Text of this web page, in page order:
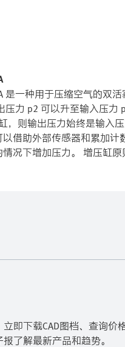
是一种用于压缩空气的双
压力 p2 可以升至输入压
，则输出压力始终是输入
以借助外部传感器和累加
况下增加压力。 增压缸
即下载CAD图档、查询价格
了解最新产品和趋势。